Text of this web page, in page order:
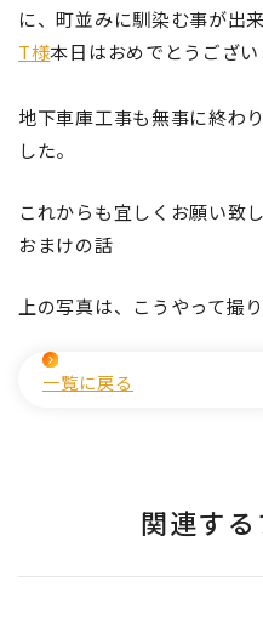
に、町並みに馴染む事が出来
T様本日はおめでとうござい
地下車庫工事も無事に終わ
した。
これからも宜しくお願い致し
おまけの話
上の写真は、こうやって撮
一覧に戻る
関連す